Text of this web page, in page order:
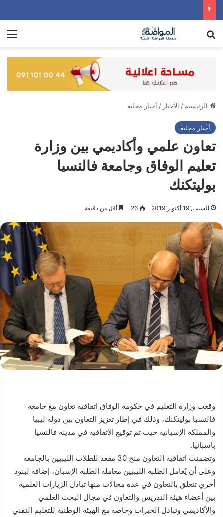
الرئيسية / الأخبار / أخبار محلية
أخبار محلية
تعاون علمي وأكاديمي بين وزارة
تعليم الوفاق وجامعة فالنسيا
بوليتكنك
السبت, 19 أكتوبر 2019 26 أقل من دقيقة
وقعت وزارة التعليم في حكومة الوفاق اتفاقية تعاون مع جامعة
فالنسيا بوليتكنك، وذلك في إطار تعزيز التعاون بين دولة ليبيا
والمملكة الإسبانية حيث تم توقيع الإتفاقية في مدينة فالنسيا
باسبانيا.
وتضمنت اتفاقية التعاون منح 30 مقعد للطلاب الليبيين بالجامعة
وعلى أن يُعامل الطلبة الليبيين معاملة الطلبة الإسبان، إضافة لبنود
أخري تتعلق بالتعاون في عدة مجالات منها تبادل الزيارات العلمية
بين أعضاء هيئة التدريس والتعاون في مجال البحث العلمي
والأكاديمي وتبادل الخبرات وخاصة مع الهيئة الوطنية للتعليم التقني